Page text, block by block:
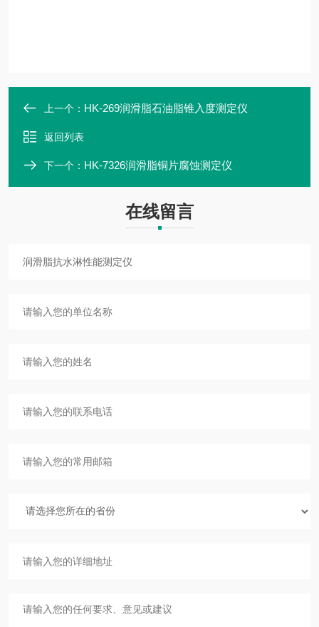
上一个： HK-269润滑脂石油脂锥入度测定仪
返回列表
下一个： HK-7326润滑脂铜片腐蚀测定仪
在线留言